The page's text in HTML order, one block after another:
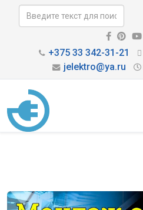
+375 33 342-31-21
jelektro@ya.ru